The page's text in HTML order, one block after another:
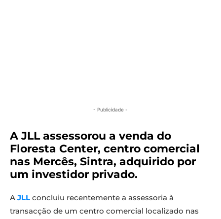
- Publicidade -
A JLL assessorou a venda do
Floresta Center, centro comercial
nas Mercês, Sintra, adquirido por
um investidor privado.
A JLL concluiu recentemente a assessoria à
transacção de um centro comercial localizado nas